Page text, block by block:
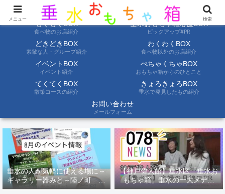
ようこそ垂水おもちゃ箱へ。垂水の情報を自分たちの目でみて聞いて伝えます
もぐもぐBOX
食べ物のお店紹介
垂水おもちゃ箱応援BOX
ピックアップ#PR
どきどきBOX
素敵な人・グループ紹介
わくわくBOX
食べ物以外のお店紹介
イベントBOX
イベント紹介
ぺちゃくちゃBOX
おもちゃ箱からのひとこと
てくてくBOX
散策コースの紹介
きょろきょろBOX
垂水で発見したもの紹介
お問い合わせ
メールフォーム
垂水の人が気軽に使える場に～
ギャラリー器みと～陸ノ町 ８
月のイベント情報
【神戸偉人館】垂水区「垂水お
もちゃ箱」垂水の一大メディ
ア！？｜神戸の魅力を凸インタ
メニュー 検索